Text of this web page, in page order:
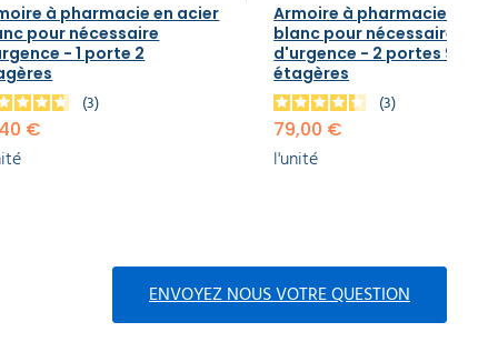
à pharmacie en acier
pour nécessaire
- 1 porte 2
3
€
Armoire à pharmacie en
blanc pour nécessaire
d'urgence - 2 portes 9
étagères
3
79,00 €
l'unité
ENVOYEZ NOUS VOTRE QUESTION